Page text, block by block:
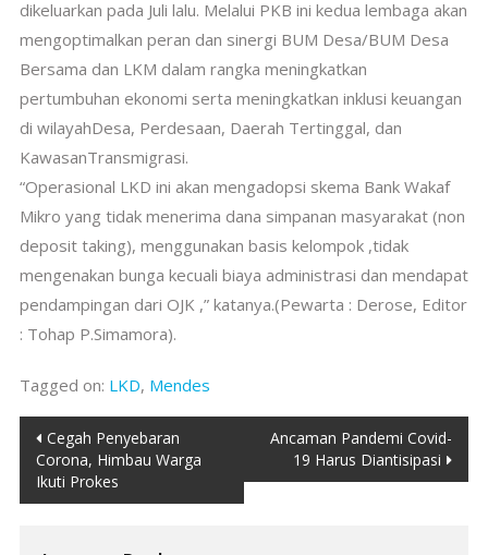
dikeluarkan pada Juli lalu. Melalui PKB ini kedua lembaga akan
mengoptimalkan peran dan sinergi BUM Desa/BUM Desa
Bersama dan LKM dalam rangka meningkatkan
pertumbuhan ekonomi serta meningkatkan inklusi keuangan
di wilayahDesa, Perdesaan, Daerah Tertinggal, dan
KawasanTransmigrasi.
“Operasional LKD ini akan mengadopsi skema Bank Wakaf
Mikro yang tidak menerima dana simpanan masyarakat (non
deposit taking), menggunakan basis kelompok ,tidak
mengenakan bunga kecuali biaya administrasi dan mendapat
pendampingan dari OJK ,” katanya.(Pewarta : Derose, Editor
: Tohap P.Simamora).
Tagged on: LKD, Mendes
Post
navigation
Cegah Penyebaran
Corona, Himbau Warga
Ikuti Prokes
Ancaman Pandemi Covid-
19 Harus Diantisipasi